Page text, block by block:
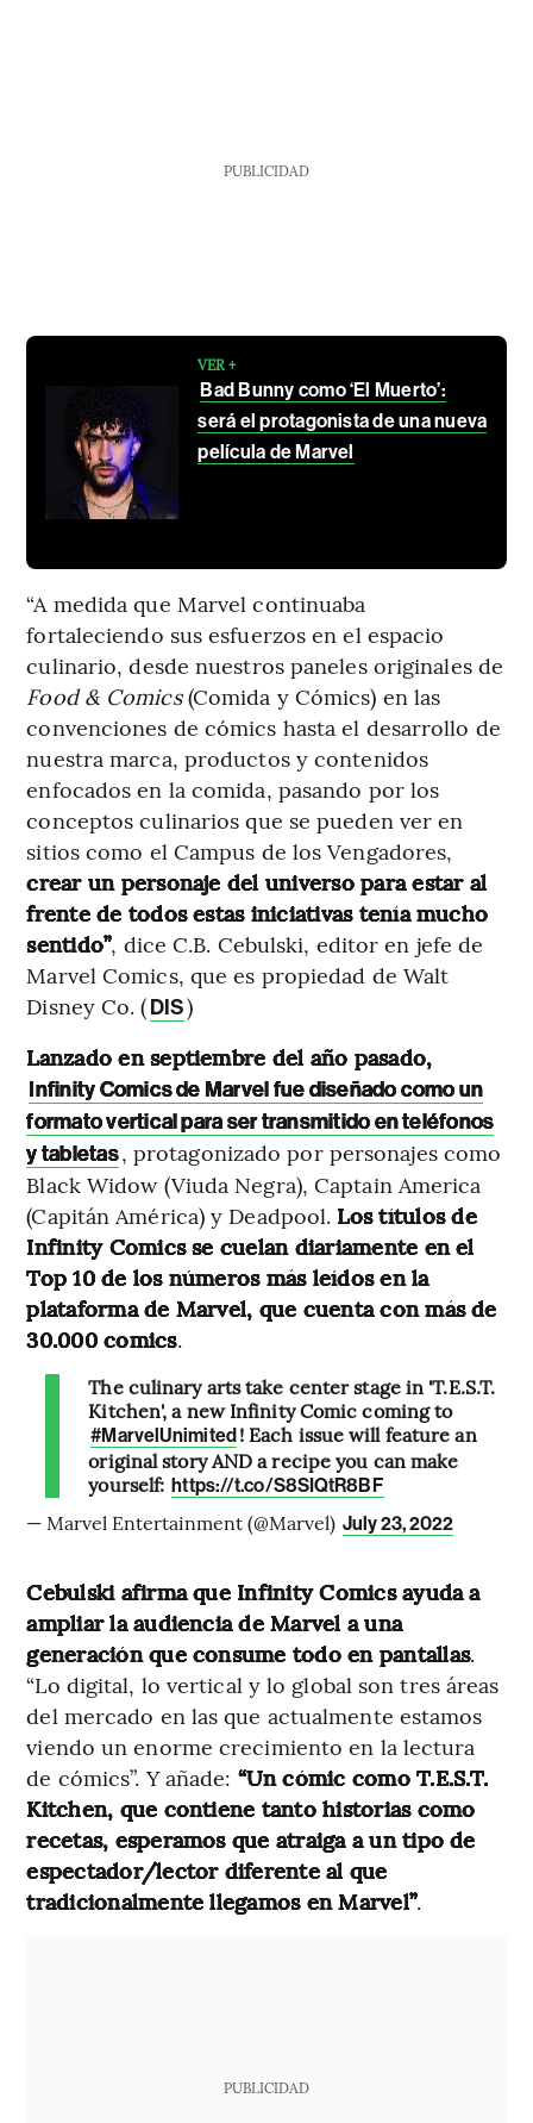
PUBLICIDAD
VER +
Bad Bunny como ‘El Muerto’:
será el protagonista de una nueva
película de Marvel
“A medida que Marvel continuaba
fortaleciendo sus esfuerzos en el espacio
culinario, desde nuestros paneles originales de
Food & Comics(Comida y Cómics) en las
convenciones de cómics hasta el desarrollo de
nuestra marca, productos y contenidos
enfocados en la comida, pasando por los
conceptos culinarios que se pueden ver en
sitios como el Campus de los Vengadores,
crear un personaje del universo para estar al
frente de todos estas iniciativas tenía mucho
sentido”, dice C.B. Cebulski, editor en jefe de
Marvel Comics, que es propiedad de Walt
Disney Co. (DIS)
Lanzado en septiembre del año pasado,
Infinity Comics de Marvel fue diseñado como un
formato vertical para ser transmitido en teléfonos
y tabletas, protagonizado por personajes como
Black Widow (Viuda Negra), Captain America
(Capitán América) y Deadpool. Los títulos de
Infinity Comics se cuelan diariamente en el
Top 10 de los números más leídos en la
plataforma de Marvel, que cuenta con más de
30.000 comics.
The culinary arts take center stage in 'T.E.S.T.
Kitchen', a new Infinity Comic coming to
#MarvelUnimited! Each issue will feature an
original story AND a recipe you can make
yourself: https://t.co/S8SIQtR8BF
— Marvel Entertainment (@Marvel) July 23, 2022
Cebulski afirma que Infinity Comics ayuda a
ampliar la audiencia de Marvel a una
generación que consume todo en pantallas.
“Lo digital, lo vertical y lo global son tres áreas
del mercado en las que actualmente estamos
viendo un enorme crecimiento en la lectura
de cómics”. Y añade: “Un cómic como T.E.S.T.
Kitchen, que contiene tanto historias como
recetas, esperamos que atraiga a un tipo de
espectador/lector diferente al que
tradicionalmente llegamos en Marvel”.
PUBLICIDAD